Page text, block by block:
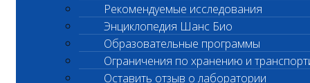
Рекомендуемые исследования
Энциклопедия Шанс Био
Образовательные программы
Ограничения по хранению и
Оставить отзыв о лаборатории